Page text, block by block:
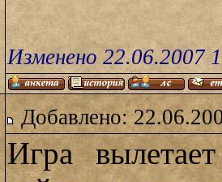
Изменено 22.06.2007
Добавлено:
Игра